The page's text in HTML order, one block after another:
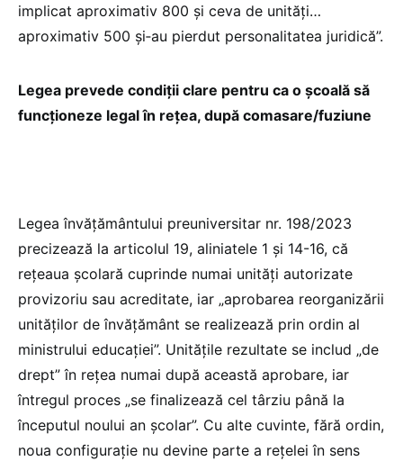
implicat aproximativ 800 și ceva de unități…
aproximativ 500 și‑au pierdut personalitatea juridică”.
Legea prevede condiții clare pentru ca o școală să
funcționeze legal în rețea, după comasare/fuziune
Legea învățământului preuniversitar nr. 198/2023
precizează la articolul 19, aliniatele 1 și 14-16, că
rețeaua școlară cuprinde numai unități autorizate
provizoriu sau acreditate, iar „aprobarea reorganizării
unităților de învățământ se realizează prin ordin al
ministrului educației”. Unitățile rezultate se includ „de
drept” în rețea numai după această aprobare, iar
întregul proces „se finalizează cel târziu până la
începutul noului an școlar”. Cu alte cuvinte, fără ordin,
noua configurație nu devine parte a rețelei în sens